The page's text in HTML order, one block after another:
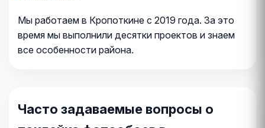
Мы работаем в Кропоткине с 2019 года. За это
время мы выполнили десятки проектов и знаем
все особенности района.
Часто задаваемые вопросы о